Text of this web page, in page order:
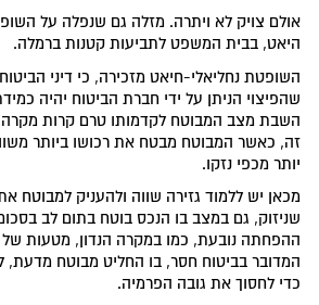
אולם צויק לא ויתרה. מזלה גם שנפלה על
היאט, בבית המשפט לתביעות קטנות ברמלה.
השופטת נחליאלי-חיאט מזכירה, כי דיני
שהפיצוי הניתן על ידי חברת הביטוח יהיה
השבת מצב המבוטח לקדמותו טרם קרות מקרה
זה, כאשר המבוטח מבטח את רכושו ביותר
יותר מכפי נזקו.
מכאן יש ללמוד גזירה שווה ולהעניק למבוטח
שניזוק, גם במצב בו הנכס בוטח בתום לב
ההפחתה נובעת, כמו במקרה הנדון, מטעות של
המדובר בביטוח חסר, בו החליט מבוטח מדעת,
כדי לחסוך את גובה הפרמיה.